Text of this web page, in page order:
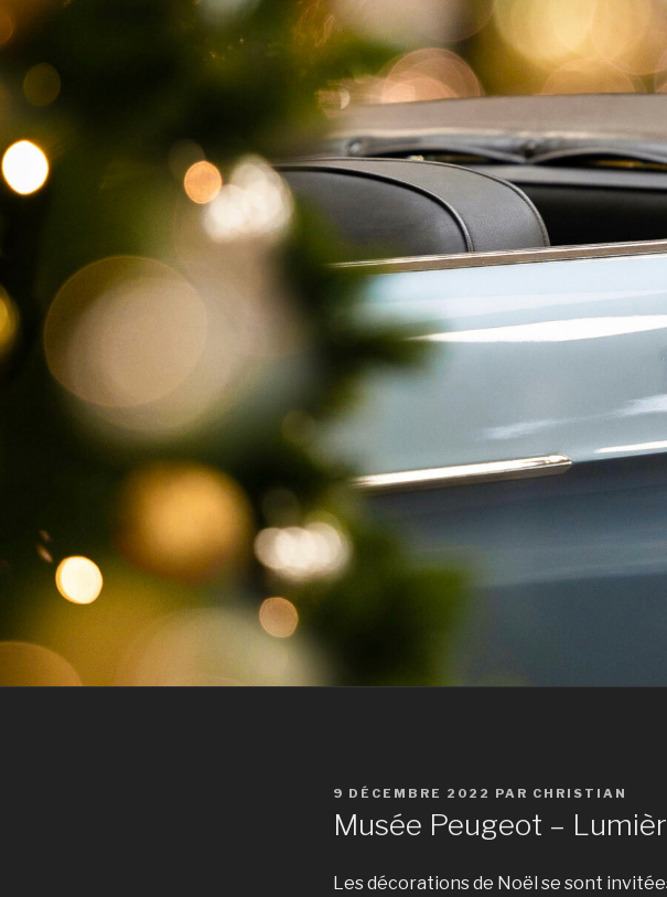
PUBLIÉ
9 DÉCEMBRE 2022 PAR CHRISTIAN
Musée Peugeot –
Les décorations de Noël se sont